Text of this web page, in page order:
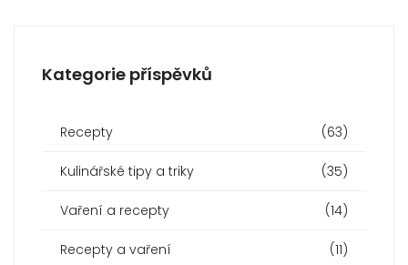
Kategorie příspěvků
Recepty (63)
Kulinářské tipy a triky (35)
Vaření a recepty (14)
Recepty a vaření (11)